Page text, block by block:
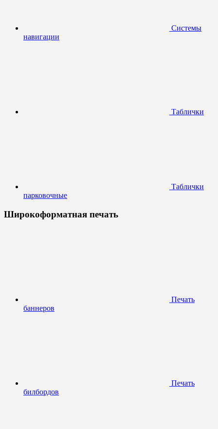
Системы
навигации
Таблички
Таблички
парковочные
Широкоформатная печать
Печать
баннеров
Печать
билбордов